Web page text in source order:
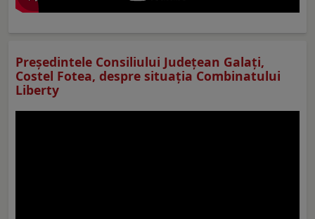
Preşedintele Consiliului Judeţean Galaţi,
Costel Fotea, despre situaţia Combinatului
Liberty